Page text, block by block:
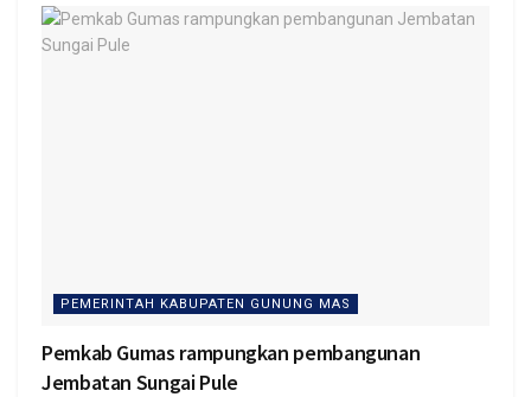
PEMERINTAH KABUPATEN GUNUNG MAS
Pemkab Gumas rampungkan pembangunan
Jembatan Sungai Pule